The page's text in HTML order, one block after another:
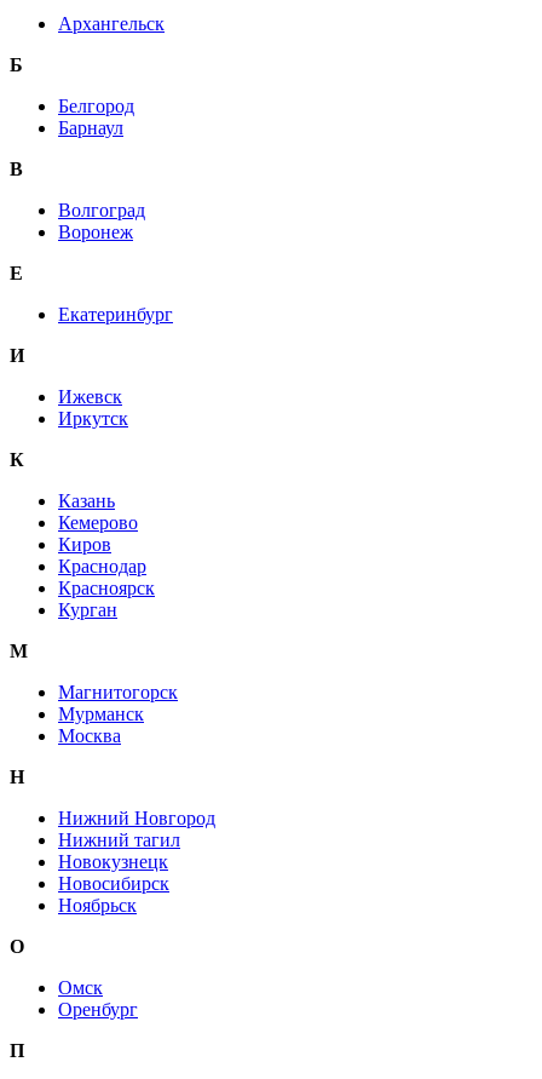
Архангельск
Б
Белгород
Барнаул
В
Волгоград
Воронеж
E
Екатеринбург
И
Ижевск
Иркутск
К
Казань
Кемерово
Киров
Краснодар
Красноярск
Курган
М
Магнитогорск
Мурманск
Москва
Н
Нижний Новгород
Нижний тагил
Новокузнецк
Новосибирск
Ноябрьск
О
Омск
Оренбург
П